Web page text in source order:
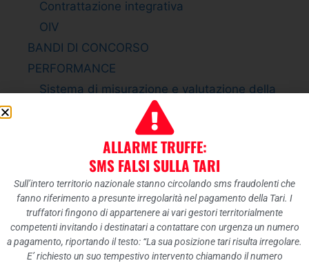
Contrattazione integrativa
OIV
BANDI DI CONCORSO
PERFORMANCE
Sistema di misurazione e valutazione della
Piano della Performance
Relazione sulla Performance
Ammontare complessivo dei premi
Dati relativi ai premi
ENTI CONTROLLATI
Enti pubblici vigilati
Società partecipate
ALLARME TRUFFE:
SMS FALSI SULLA TARI
Sull’intero territorio nazionale stanno circolando sms fraudolenti che
fanno riferimento a presunte irregolarità nel pagamento della Tari. I
truffatori fingono di appartenere ai vari gestori territorialmente
competenti invitando i destinatari a contattare con urgenza un numero
a pagamento, riportando il testo: “La sua posizione tari risulta irregolare.
E’ richiesto un suo tempestivo intervento chiamando il numero